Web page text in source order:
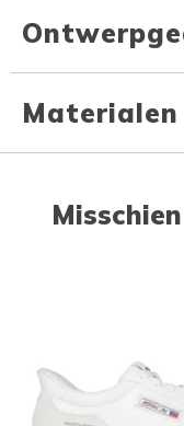
Materialen